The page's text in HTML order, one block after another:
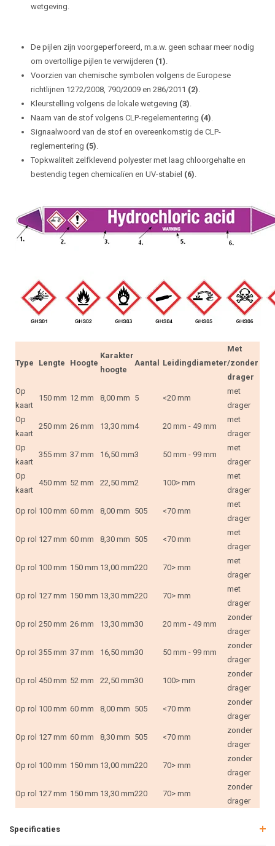
wetgeving.
De pijlen zijn voorgeperforeerd, m.a.w. geen schaar meer nodig
om overtollige pijlen te verwijderen (1).
Voorzien van chemische symbolen volgens de Europese
richtlijnen 1272/2008, 790/2009 en 286/2011 (2).
Kleurstelling volgens de lokale wetgeving (3).
Naam van de stof volgens CLP-regelementering (4).
Signaalwoord van de stof en overeenkomstig de CLP-
reglementering (5).
Topkwaliteit zelfklevend polyester met laag chloorgehalte en
bestendig tegen chemicalïen en UV-stabiel (6).
Type Lengte Hoogte
Karakter
hoogte
Aantal Leidingdiameter
Met
/zonder
drager
Op
kaart
150 mm 12 mm 8,00 mm 5 <20 mm
met
drager
Op
kaart
250 mm 26 mm 13,30 mm4 20 mm - 49 mm
met
drager
Op
kaart
355 mm 37 mm 16,50 mm3 50 mm - 99 mm
met
drager
Op
kaart
450 mm 52 mm 22,50 mm2 100> mm
met
drager
Op rol 100 mm 60 mm 8,00 mm 505 <70 mm
met
drager
Op rol 127 mm 60 mm 8,30 mm 505 <70 mm
met
drager
Op rol 100 mm 150 mm 13,00 mm220 70> mm
met
drager
Op rol 127 mm 150 mm 13,30 mm220 70> mm
met
drager
Op rol 250 mm 26 mm 13,30 mm30 20 mm - 49 mm
zonder
drager
Op rol 355 mm 37 mm 16,50 mm30 50 mm - 99 mm
zonder
drager
Op rol 450 mm 52 mm 22,50 mm30 100> mm
zonder
drager
Op rol 100 mm 60 mm 8,00 mm 505 <70 mm
zonder
drager
Op rol 127 mm 60 mm 8,30 mm 505 <70 mm
zonder
drager
Op rol 100 mm 150 mm 13,00 mm220 70> mm
zonder
drager
Op rol 127 mm 150 mm 13,30 mm220 70> mm
zonder
drager
Specificaties